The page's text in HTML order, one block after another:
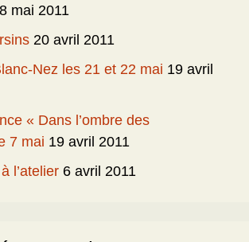
mai 2011
20 avril 2011
Nez les 21 et 22 mai 19 avril
« Dans l’ombre des
7 mai 19 avril 2011
l’atelier 6 avril 2011